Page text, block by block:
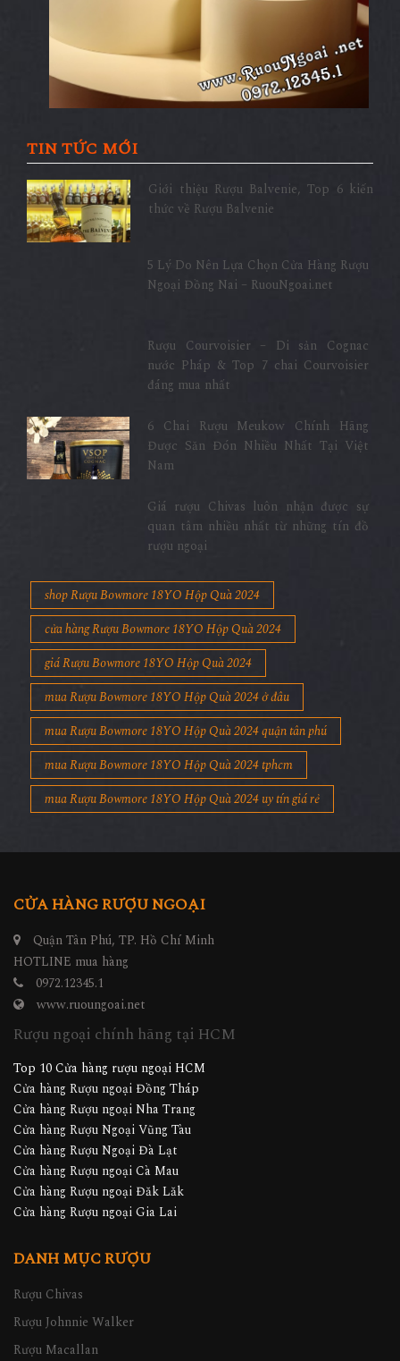
TIN TỨC MỚI
Giới thiệu Rượu Balvenie, Top 6 kiến
thức về Rượu Balvenie
5 Lý Do Nên Lựa Chọn Cửa Hàng Rượu
Ngoại Đồng Nai – RuouNgoai.net
Rượu Courvoisier – Di sản Cognac
nước Pháp & Top 7 chai Courvoisier
đáng mua nhất
6 Chai Rượu Meukow Chính Hãng
Được Săn Đón Nhiều Nhất Tại Việt
Nam
Giá rượu Chivas luôn nhận được sự
quan tâm nhiều nhất từ những tín đồ
rượu ngoại
shop Rượu Bowmore 18YO Hộp Quà 2024
cửa hàng Rượu Bowmore 18YO Hộp Quà 2024
giá Rượu Bowmore 18YO Hộp Quà 2024
mua Rượu Bowmore 18YO Hộp Quà 2024 ở đâu
mua Rượu Bowmore 18YO Hộp Quà 2024 quận tân phú
mua Rượu Bowmore 18YO Hộp Quà 2024 tphcm
mua Rượu Bowmore 18YO Hộp Quà 2024 uy tín giá rẻ
CỬA HÀNG RƯỢU NGOẠI
Quận Tân Phú, TP. Hồ Chí Minh
HOTLINE mua hàng
0972.12345.1
www.ruoungoai.net
Rượu ngoại chính hãng tại HCM
Top 10 Cửa hàng rượu ngoại HCM
Cửa hàng Rượu ngoại Đồng Tháp
Cửa hàng Rượu ngoại Nha Trang
Cửa hàng Rượu Ngoại Vũng Tàu
Cửa hàng Rượu Ngoại Đà Lạt
Cửa hàng Rượu ngoại Cà Mau
Cửa hàng Rượu ngoại Đăk Lăk
Cửa hàng Rượu ngoại Gia Lai
DANH MỤC RƯỢU
Rượu Chivas
Rượu Johnnie Walker
Rượu Macallan